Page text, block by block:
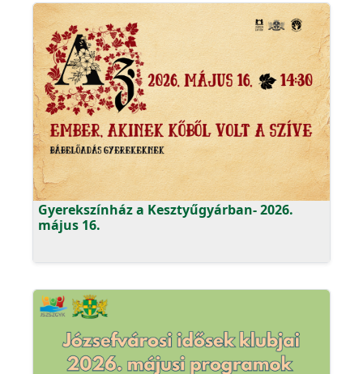
Gyerekszínház a Kesztyűgyárban- 2026.
május 16.